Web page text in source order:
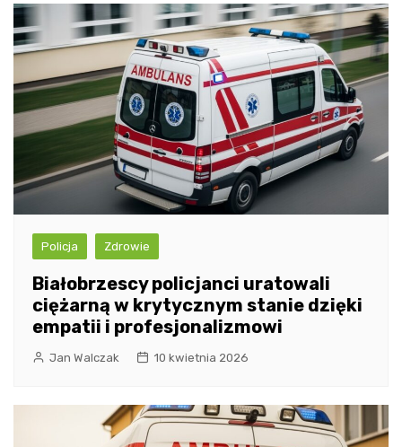
Policja Zdrowie
Białobrzescy policjanci uratowali
ciężarną w krytycznym stanie dzięki
empatii i profesjonalizmowi
Jan Walczak 10 kwietnia 2026